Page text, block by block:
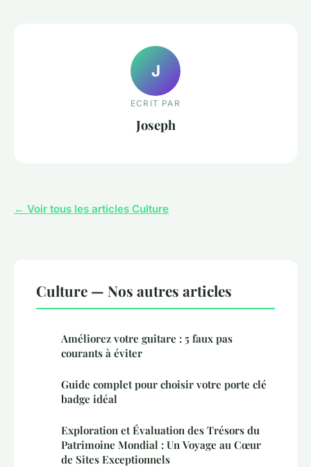
J
ECRIT PAR
Joseph
← Voir tous les articles Culture
Culture — Nos autres articles
Améliorez votre guitare : 5 faux pas
courants à éviter
Guide complet pour choisir votre porte clé
badge idéal
Exploration et Évaluation des Trésors du
Patrimoine Mondial : Un Voyage au Cœur
de Sites Exceptionnels